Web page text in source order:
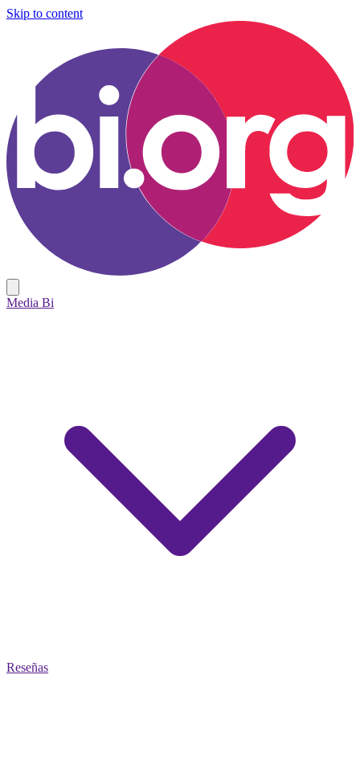
Skip to content
Media Bi
Reseñas